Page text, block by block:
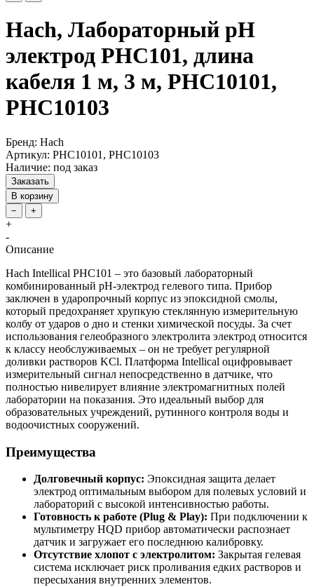
Hach, Лабораторный pH
электрод PHC101, длина
кабеля 1 м, 3 м, PHC10101,
PHC10103
Бренд: Hach
Артикул: PHC10101, PHC10103
Наличие: под заказ
Заказать
В корзину
−
+
+
-
Описание
Hach Intellical PHC101 – это базовый лабораторный
комбинированный pH-электрод гелевого типа. Прибор
заключен в ударопрочный корпус из эпоксидной смолы,
который предохраняет хрупкую стеклянную измерительную
колбу от ударов о дно и стенки химической посуды. За счет
использования гелеобразного электролита электрод относится
к классу необслуживаемых – он не требует регулярной
доливки растворов KCl. Платформа Intellical оцифровывает
измерительный сигнал непосредственно в датчике, что
полностью нивелирует влияние электромагнитных полей
лаборатории на показания. Это идеальный выбор для
образовательных учреждений, рутинного контроля воды и
водоочистных сооружений.
Преимущества
Долговечный корпус: Эпоксидная защита делает
электрод оптимальным выбором для полевых условий и
лабораторий с высокой интенсивностью работы.
Готовность к работе (Plug & Play): При подключении к
мультиметру HQD прибор автоматически распознает
датчик и загружает его последнюю калибровку.
Отсутствие хлопот с электролитом: Закрытая гелевая
система исключает риск проливания едких растворов и
пересыхания внутренних элементов.